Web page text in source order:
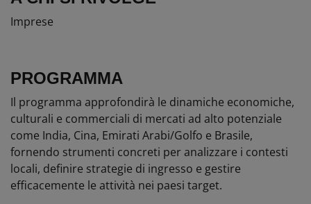
Imprese
PROGRAMMA
Il programma approfondirà le dinamiche economiche,
culturali e commerciali di mercati ad alto potenziale
come India, Cina, Emirati Arabi/Golfo e Brasile,
fornendo strumenti concreti per analizzare i contesti
locali, definire strategie di ingresso e gestire
efficacemente le attività nei paesi target.